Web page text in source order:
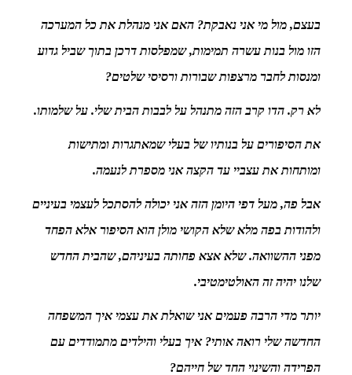
בעצם, מול מי אני נאבקת? האם אני מנהלת את כל המערכה
הזו מול בנות עשרה תמימות, שמפלסות דרכן בתוך שביל גדוע
ומנסות לחבר מרצפות שבורות ורסיסי שלטים?
לא רק. הדו קרב הזה מתנהל על לבבות הבית שלי. על שלמותו.
את הסיפורים על בנותיו של בעלי שמאתגרות ומתישות
ומותחות את עצביי עד הקצה אני מספרת לנעמה.
אבל פה, מעל דפי היומן הזה אני יכולה להסתכל לעצמי בעיניים
ולהודות בפה מלא שלא הקושי מולן הוא הסיפור אלא הפחד
מפני ההשוואה. שלא אצא פחותה בעיניהם, שהבית החדש
שלנו יהיה זה האולטימטיבי.
יותר מדי הרבה פעמים אני שואלת את עצמי איך המשפחה
החדשה שלי רואה אותי? איך בעלי והילדים מתמודדים עם
הפרידה והשינוי החד של חייהם?